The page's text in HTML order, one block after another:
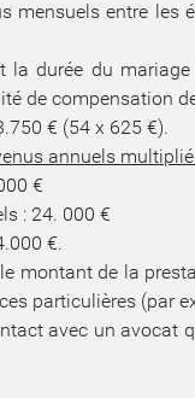
mensuels entre les
durée du
de compensation
€ (54 x 625 €).
annuels
€
: 24. 000 €
€.
montant de la
particulières (par
avec un avocat